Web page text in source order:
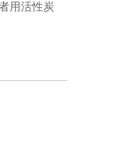
用活性炭